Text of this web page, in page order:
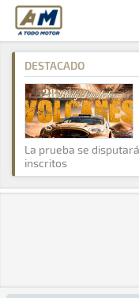
A Todo Motor ·
A Todo Motor » Agenda
DESTACADO
La prueba se
inscritos